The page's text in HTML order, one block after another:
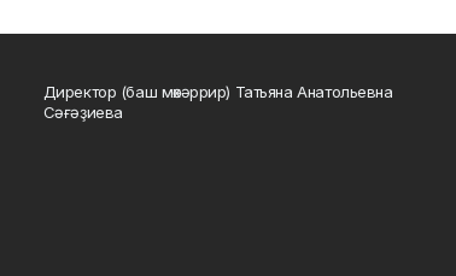
Директор (баш мөхәррир) Татьяна Анатольевна
Сәғәҙиева